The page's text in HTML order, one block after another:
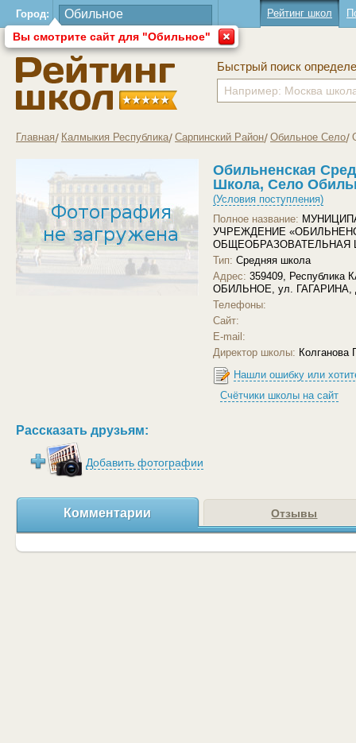
Город:
Вы смотрите сайт для "Обильное"
Рейтинг школ
Быстрый поиск
Главная Калмыкия Республика Сарпинский Район Обильное Село
Обильненская
Школа, Село
(Условия поступления)
Полное название:
УЧРЕЖДЕНИЕ
ОБЩЕОБРАЗОВАТЕЛЬНАЯ
Тип: Средняя школа
Адрес: 359409,
ОБИЛЬНОЕ, ул. ГАГАРИНА,
Телефоны:
Сайт:
E-mail:
Директор школы: Колганова
Нашли ошибку или
Счётчики школы на сайт
Рассказать друзьям:
Добавить фотографии
Комментарии Отзывы